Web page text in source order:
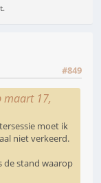
#849
maart 17,
moet ik
niet verkeerd.
de stand waarop